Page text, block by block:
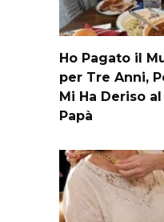
Ho Pagato il
per Tre Anni,
Mi Ha Deriso
Papà